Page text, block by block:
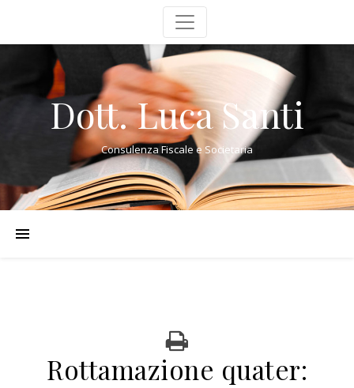
Dott. Luca Santi
Consulenza Fiscale e Societaria
Rottamazione quater: